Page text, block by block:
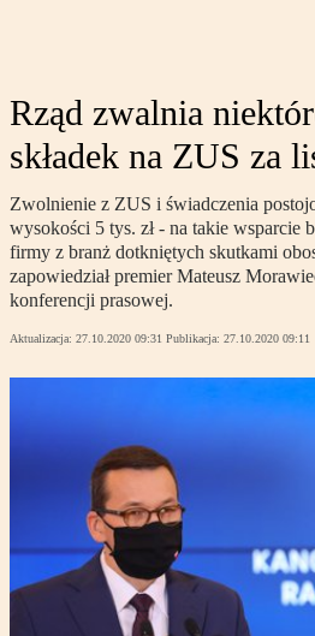
Rząd zwalnia
składek na ZUS za
Zwolnienie z ZUS i świadczenia
wysokości 5 tys. zł - na takie wsparcie
firmy z branż dotkniętych skutkami
zapowiedział premier Mateusz
konferencji prasowej.
Aktualizacja: 27.10.2020 09:31 Publikacja: 27.10.2020 09:11